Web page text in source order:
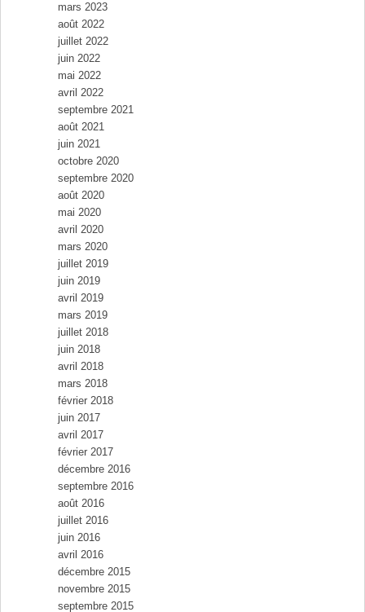
mars 2023
août 2022
juillet 2022
juin 2022
mai 2022
avril 2022
septembre 2021
août 2021
juin 2021
octobre 2020
septembre 2020
août 2020
mai 2020
avril 2020
mars 2020
juillet 2019
juin 2019
avril 2019
mars 2019
juillet 2018
juin 2018
avril 2018
mars 2018
février 2018
juin 2017
avril 2017
février 2017
décembre 2016
septembre 2016
août 2016
juillet 2016
juin 2016
avril 2016
décembre 2015
novembre 2015
septembre 2015